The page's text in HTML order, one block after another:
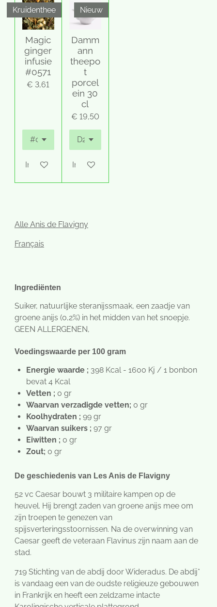
Kruidenthee
Magic
ginger
infusie
#0571
€ 3,61
In winkelwagen
Nieuw
Damm
ann
theepo
t
porcel
ein 30
cl
€ 19,50
In winkelwagen
Alle Anis de Flavigny
Français
Ingrediënten
Suiker, natuurlijke steranijssmaak, een zaadje van
groene anijs (0,2%) in het midden van het snoepje.
GEEN ALLERGENEN,
Voedingswaarde per 100 gram
Energie waarde ; 398 Kcal - 1600 Kj / 1 bonbon
bevat 4 Kcal
Vetten ; 0 gr
Waarvan verzadigde vetten; 0 gr
Koolhydraten ; 99 gr
Waarvan suikers ; 97 gr
Eiwitten ; 0 gr
Zout; 0 gr
De geschiedenis van Les Anis de Flavigny
52 vc Caesar bouwt 3 militaire kampen op de
heuvel. Hij brengt zaden van groene anijs mee om
zijn troepen te genezen van
spijsverteringsstoornissen. Na de overwinning van
Caesar geeft de veteraan Flavinus zijn naam aan de
stad.
719 Stichting van de abdij door Wideradus. De abdij*
is vandaag een van de oudste religieuze gebouwen
in Frankrijk en heeft een zeldzame intacte